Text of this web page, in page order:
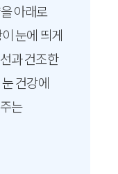
아래로
눈에 띄게
과 건조한
건강에
는